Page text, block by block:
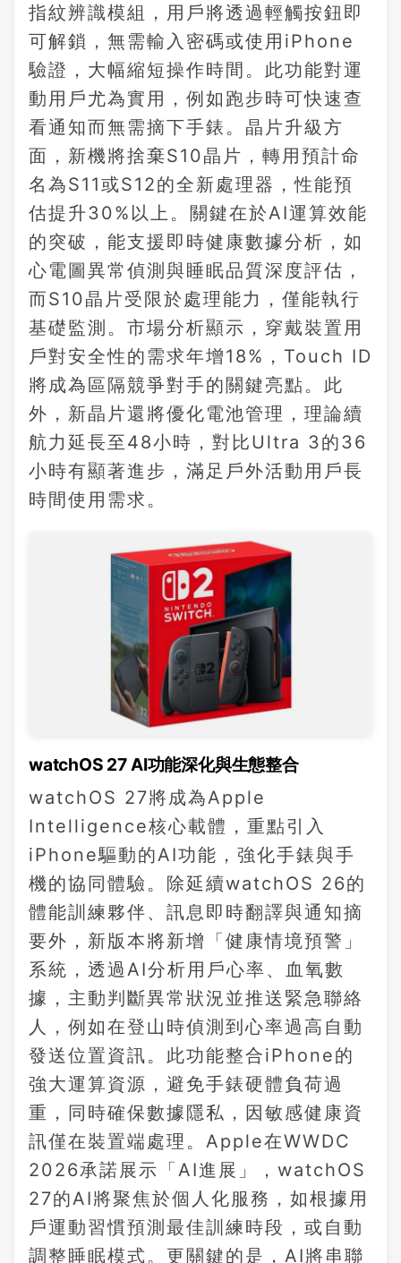
指紋辨識模組，用戶將透過輕觸按鈕即
可解鎖，無需輸入密碼或使用iPhone
驗證，大幅縮短操作時間。此功能對運
動用戶尤為實用，例如跑步時可快速查
看通知而無需摘下手錶。晶片升級方
面，新機將捨棄S10晶片，轉用預計命
名為S11或S12的全新處理器，性能預
估提升30%以上。關鍵在於AI運算效能
的突破，能支援即時健康數據分析，如
心電圖異常偵測與睡眠品質深度評估，
而S10晶片受限於處理能力，僅能執行
基礎監測。市場分析顯示，穿戴裝置用
戶對安全性的需求年增18%，Touch ID
將成為區隔競爭對手的關鍵亮點。此
外，新晶片還將優化電池管理，理論續
航力延長至48小時，對比Ultra 3的36
小時有顯著進步，滿足戶外活動用戶長
時間使用需求。
watchOS 27 AI功能深化與生態整合
watchOS 27將成為Apple
Intelligence核心載體，重點引入
iPhone驅動的AI功能，強化手錶與手
機的協同體驗。除延續watchOS 26的
體能訓練夥伴、訊息即時翻譯與通知摘
要外，新版本將新增「健康情境預警」
系統，透過AI分析用戶心率、血氧數
據，主動判斷異常狀況並推送緊急聯絡
人，例如在登山時偵測到心率過高自動
發送位置資訊。此功能整合iPhone的
強大運算資源，避免手錶硬體負荷過
重，同時確保數據隱私，因敏感健康資
訊僅在裝置端處理。Apple在WWDC
2026承諾展示「AI進展」，watchOS
27的AI將聚焦於個人化服務，如根據用
戶運動習慣預測最佳訓練時段，或自動
調整睡眠模式。更關鍵的是，AI將串聯